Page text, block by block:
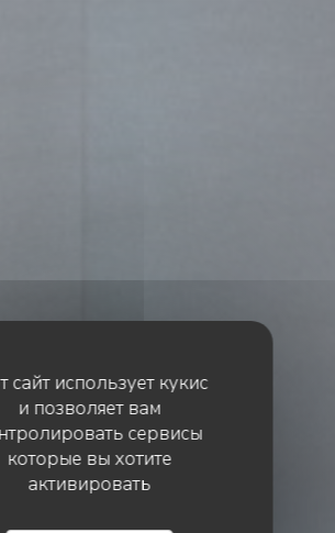
сайт использует кукис
и позволяет вам
сервисы
которые вы хотите
активировать